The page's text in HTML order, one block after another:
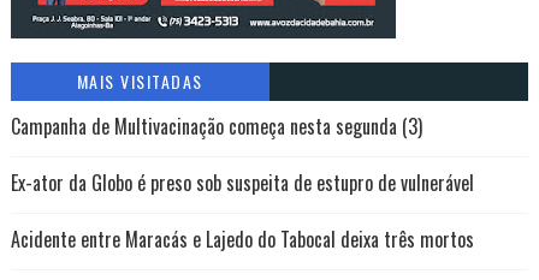
MAIS VISITADAS
Campanha de Multivacinação começa nesta segunda (3)
Ex-ator da Globo é preso sob suspeita de estupro de vulnerável
Acidente entre Maracás e Lajedo do Tabocal deixa três mortos